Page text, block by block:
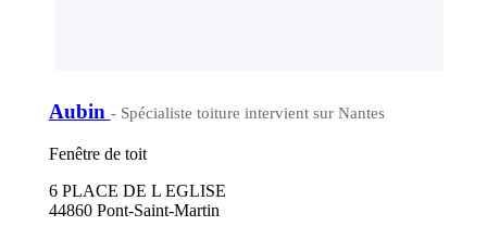
Aubin - Spécialiste toiture intervient sur Nantes
Fenêtre de toit
6 PLACE DE L EGLISE
44860 Pont-Saint-Martin